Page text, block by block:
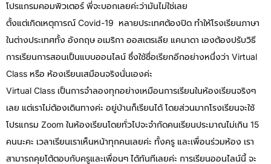
โปรแกรมคอมพิวเตอร์ พี่จะบอกเลยค่ะว่ามันไม่ใช่เลย
ตั้งแต่เกิดเหตุการณ์ Covid-19 หลายประเทศต้องปิด ทำให้โรงเรียนภาษา
ในต่างประเทศทั้ง อังกฤษ อเมริกา ออสเตรเลีย แคนาดา เองต้องปรับวิธี
การเรียนการสอนเป็นแบบออนไลน์ ซึ่งใช้ชื่อเรียกอีกอย่างหนึ่งว่า Virtual
Class หรือ ห้องเรียนเสมือนจริงนั่นเองค่ะ
Virtual Class เป็นการจำลองทุกอย่างเหมือนการเรียนในห้องเรียนจริงๆ
เลย แต่เราไม่ต้องเดินทางค่ะ อยู่บ้านก็เรียนได้ โดยส่วนมากโรงเรียนจะใช้
โปรแกรม Zoom ในห้องเรียนโดยทั่วไปจะจำกัดคนเรียนประมาณไม่เกิน 15
คนนะคะ เวลาเรียนเราเห็นหน้าทุกคนเลยค่ะ ทั้งครู และเพื่อนร่วมห้อง เรา
สามารถคุยโต้ตอบกับครูและเพื่อนๆ ได้ทันทีเลยค่ะ การเรียนออนไลน์นี้ จะ